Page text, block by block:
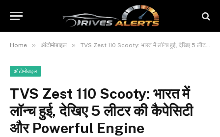
Home » ऑटोमोबाइल » TVS Zest 110 Scooty: भारत में लाॅन्च हुई, देखिए 5 लीटर की कैपेसिटी और Powerful Engine
ऑटोमोबाइल
TVS Zest 110 Scooty: भारत में
लाॅन्च हुई, देखिए 5 लीटर की कैपेसिटी
और Powerful Engine